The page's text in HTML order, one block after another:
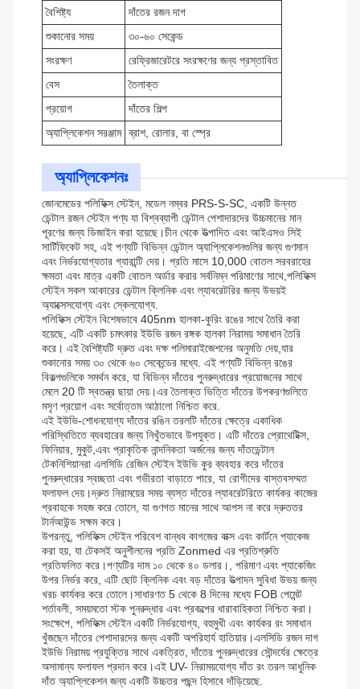
বৈশিষ্ট্য
দাঁতের রজন দাগ
শুকানোর সময়
৩০-৬০ সেকেন্ড
সংরক্ষণ
রেফ্রিজারেটরে সংরক্ষণের জন্য প্রস্তাবিত
বেস
তৈলাক্ত
প্রয়োগ
দাঁতের শিল্প
অ্যাপ্লিকেশন সরঞ্জাম ব্রাশ, রোলার, বা স্প্রে
অ্যাপ্লিকেশনঃ
জোনমেডের পলিফিক্স স্টেইন, মডেল নম্বর PRS-S-SC, একটি উন্নত
ডেন্টাল রজন স্টেইন পণ্য যা বিশ্বব্যাপী ডেন্টাল পেশাদারদের উচ্চমানের মান
পূরণের জন্য ডিজাইন করা হয়েছে।চীন থেকে উত্পাদিত এবং আইএসও সিই
সার্টিফিকেট সহ, এই পণ্যটি বিভিন্ন ডেন্টাল অ্যাপ্লিকেশনগুলির জন্য গুণমান
এবং নির্ভরযোগ্যতার গ্যারান্টি দেয়। প্রতি মাসে 10,000 বোতল সরবরাহের
ক্ষমতা এবং মাত্র একটি বোতল অর্ডার করার সর্বনিম্ন পরিমাণের সাথে,পলিফিক্স
স্টেইন সকল আকারের ডেন্টাল ক্লিনিক এবং ল্যাবরেটরির জন্য উভয়ই
অ্যাক্সেসযোগ্য এবং স্কেলযোগ্য.
পলিফিক্স স্টেইন বিশেষভাবে 405nm হালকা-কুরিং রঙের সাথে তৈরি করা
হয়েছে, এটি একটি চমৎকার ইউভি রজন রঙ্গক হালকা নিরাময় সমাধান তৈরি
করে। এই বৈশিষ্ট্যটি দ্রুত এবং দক্ষ পলিমারাইজেশনের অনুমতি দেয়,যার
শুকানোর সময় ৩০ থেকে ৬০ সেকেন্ডের মধ্যে. এই পণ্যটি বিভিন্ন রঙের
বিকল্পগুলিকে সমর্থন করে, যা বিভিন্ন দাঁতের পুনরুদ্ধারের প্রয়োজনের সাথে
মেলে 20 টি স্বতন্ত্র ছায়া দেয়।এর তৈলাক্ত ভিত্তি দাঁতের উপকরণগুলিতে
মসৃণ প্রয়োগ এবং সর্বোত্তম আঠালো নিশ্চিত করে.
এই ইউভি-শোধনযোগ্য দাঁতের রঙিন তরলটি দাঁতের ক্ষেত্রে একাধিক
পরিস্থিতিতে ব্যবহারের জন্য নিখুঁতভাবে উপযুক্ত। এটি দাঁতের প্রোথেটিক্স,
ফিনিয়ার, মুকুট,এবং প্রাকৃতিক নান্দনিকতা অর্জনের জন্য দাঁতডেন্টাল
টেকনিশিয়ানরা এলসিডি রেজিন স্টেইন ইউভি কুর ব্যবহার করে দাঁতের
পুনরুদ্ধারের স্বচ্ছতা এবং গভীরতা বাড়াতে পারে, যা রোগীদের বাস্তবসম্মত
ফলাফল দেয়।দ্রুত নিরাময়ের সময় ব্যস্ত দাঁতের ল্যাবরেটরিতে কার্যকর কাজের
প্রবাহকে সহজ করে তোলে, যা গুণগত মানের সাথে আপস না করে দ্রুততর
টার্নআউন্ড সক্ষম করে।
উপরন্তু, পলিফিক্স স্টেইন পরিবেশ বান্ধব কাগজের বাক্স এবং কার্টনে প্যাকেজ
করা হয়, যা টেকসই অনুশীলনের প্রতি Zonmed এর প্রতিশ্রুতি
প্রতিফলিত করে।পণ্যটির দাম ১০ থেকে ৪০ ডলার।, পরিমাণ এবং প্যাকেজিং
উপর নির্ভর করে, এটি ছোট ক্লিনিক এবং বড় দাঁতের উত্পাদন সুবিধা উভয় জন্য
খরচ কার্যকর করে তোলে।সাধারণত 5 থেকে 8 দিনের মধ্যে FOB পেমেন্ট
শর্তাবলী, সময়মতো স্টক পুনরুদ্ধার এবং প্রকল্পের ধারাবাহিকতা নিশ্চিত করা।
সংক্ষেপে, পলিফিক্স স্টেইন একটি নির্ভরযোগ্য, বহুমুখী এবং কার্যকর রং সমাধান
খুঁজছেন দাঁতের পেশাদারদের জন্য একটি অপরিহার্য হাতিয়ার।এলসিডি রজন দাগ
ইউভি নিরাময় প্রযুক্তির সাথে একত্রিত, দাঁতের পুনরুদ্ধারের সৌন্দর্যের ক্ষেত্রে
অসামান্য ফলাফল প্রদান করে।এই UV- নিরাময়যোগ্য দাঁত রং তরল আধুনিক
দাঁত অ্যাপ্লিকেশন জন্য একটি উচ্চতর পছন্দ হিসাবে দাঁড়িয়েছে.